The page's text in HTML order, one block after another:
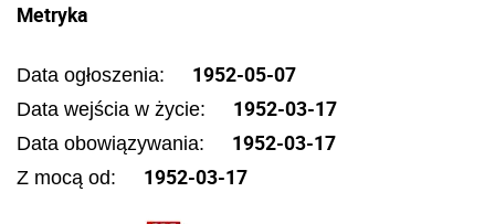
Metryka
Data ogłoszenia: 1952-05-07
Data wejścia w życie: 1952-03-17
Data obowiązywania: 1952-03-17
Z mocą od: 1952-03-17